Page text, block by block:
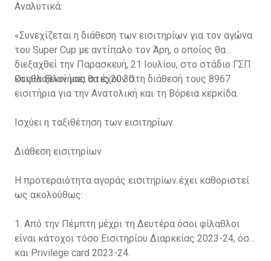
Αναλυτικά:
«Συνεχίζεται η διάθεση των εισιτηρίων για τον αγώνα
του Super Cup με αντίπαλο τον Άρη, ο οποίος θα
διεξαχθεί την Παρασκευή, 21 Ιουλίου, στο στάδιο ΓΣΠ
και θα ξεκινήσει στις 20:30.
Οι φίλαθλοί μας θα έχουν στη διάθεσή τους 8967
εισιτήρια για την Ανατολική και τη Βόρεια κερκίδα.
Ισχύει η ταξιθέτηση των εισιτηρίων.
Διάθεση εισιτηρίων
Η προτεραιότητα αγοράς εισιτηρίων έχει καθοριστεί
ως ακολούθως:
1. Από την Πέμπτη μέχρι τη Δευτέρα όσοι φίλαθλοι
είναι κάτοχοι τόσο Εισιτηρίου Διαρκείας 2023-24, όσο
και Privilege card 2023-24.